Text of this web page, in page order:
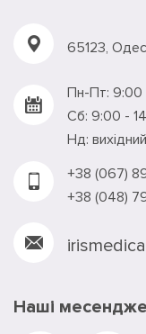
65123,
Пн-Пт: 9:00
Сб: 9:00 -
Нд: вихідний
+38 (067)
+38 (048)
Наші